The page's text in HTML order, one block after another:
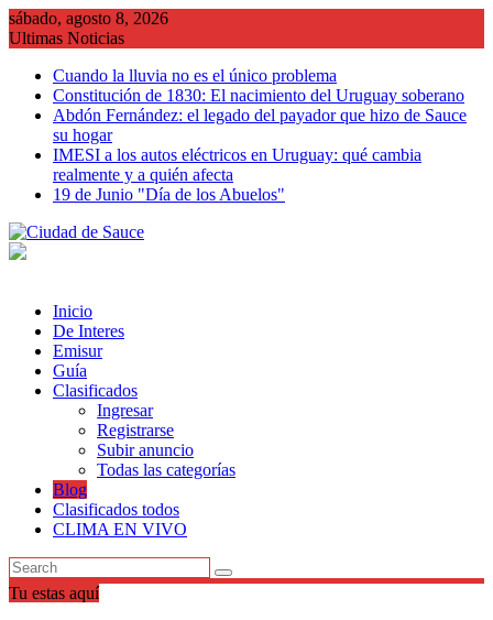
Saltar
al
sábado, agosto 8, 2026
Ultimas Noticias
Cuando la lluvia no es el único problema
Constitución de 1830: El nacimiento del Uruguay soberano
Abdón Fernández: el legado del payador que hizo de Sauce
su hogar
IMESI a los autos eléctricos en Uruguay: qué cambia
realmente y a quién afecta
19 de Junio "Día de los Abuelos"
Inicio
De Interes
Emisur
Guía
Clasificados
Ingresar
Registrarse
Subir anuncio
Todas las categorías
Blog
Clasificados todos
CLIMA EN VIVO
Tu estas aquí